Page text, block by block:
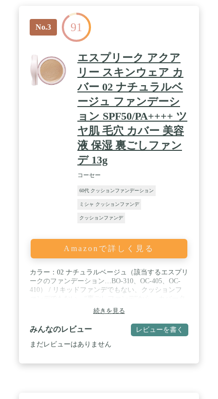
仕上がりをキープ。マスク下でもよれにくいパウダ
ーファンデーションです。 / 【肌色ニーズに応える
カラー展開】韓国コスメだからこそアジア人にぴっ
たりなカラー展開。2000人余りのアジア女性の肌ト
ーン研究の集大成であるヘラのフェイスカラー体系
を完成して、気になる色むらやスキントーンを均一
にヘルシーで美しくみせてくれます。 / 【日やけに
よるシミ・ソバカスを防ぐUVカット機能】紫外線
や粒子状物質から肌を守り、健康で明るい肌を保ち
ます。普段のおでかけには十分なSPF 34 PA ++。
No.3 91
エスプリーク アクア
リー スキンウェア カ
バー 02 ナチュラルベ
ージュ ファンデーシ
ョン SPF50/PA++++ ツ
ヤ肌 毛穴 カバー 美容
液 保湿 裏ごしファン
デ 13g
コーセー
60代 クッションファンデーション
ミシャ クッションファンデ
クッションファンデ
Amazonで詳しく見る
カラー：02 ナチュラルベージュ（該当するエスプリ
ークのファンデーション…BO-310、OC-405、OC-
410） / リキッドファンデでもない、クッションフ
イプが新登場。美容液で包み込むように、軽やかな
ヴェールがみずみずしいツヤを与えるだけでなく、
肌悩みをしっかりカバーし、シルクのような光沢肌
を叶えます。 / 「コンシーラーいらずのカバー力」
シミ、ソバカス、頬の赤み、にきび跡、クマなどの
続きを見る
みんなのレビュー レビューを書く
まだレビューはありません